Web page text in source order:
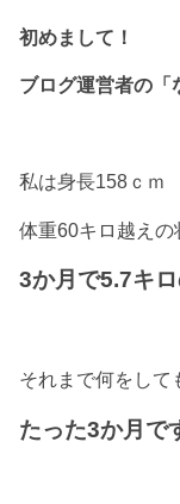
初めまして！
ブログ運営者の「
私は身長158ｃｍ
体重60キロ越えの
3か月で5.7キ
それまで何をして
たった3か月で